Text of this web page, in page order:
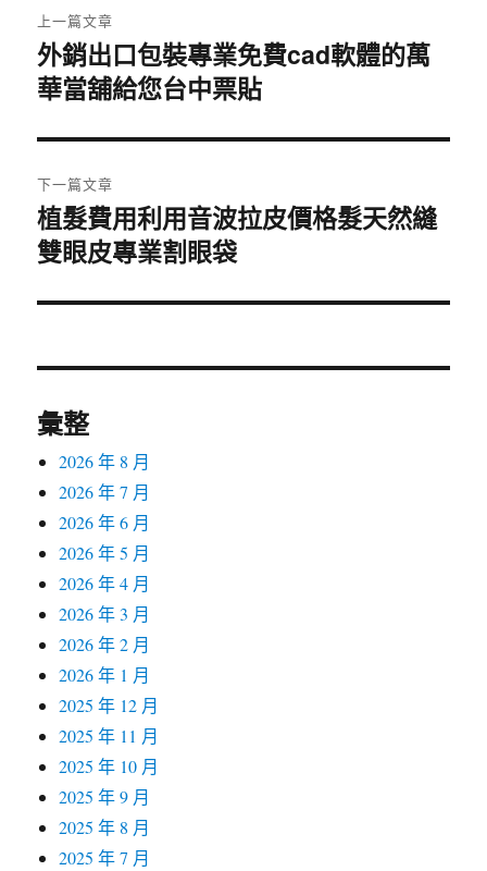
章
導
覽
上一篇文章
上
一
文
章:
外銷出口包裝專業免費cad軟體的萬
華當舖給您台中票貼
下一篇文章
下
一
文
植髮費用利用音波拉皮價格髮天然縫
雙眼皮專業割眼袋
彙整
2026 年 8 月
2026 年 7 月
2026 年 6 月
2026 年 5 月
2026 年 4 月
2026 年 3 月
2026 年 2 月
2026 年 1 月
2025 年 12 月
2025 年 11 月
2025 年 10 月
2025 年 9 月
2025 年 8 月
2025 年 7 月